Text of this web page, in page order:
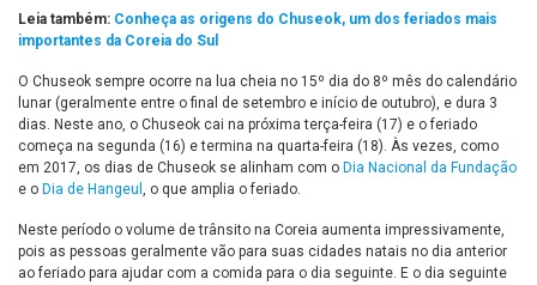
Leia também: Conheça as origens do Chuseok, um dos feriados mais
importantes da Coreia do Sul
O Chuseok sempre ocorre na lua cheia no 15º dia do 8º mês do calendário
lunar (geralmente entre o final de setembro e início de outubro), e dura 3
dias. Neste ano, o Chuseok cai na próxima terça-feira (17) e o feriado
começa na segunda (16) e termina na quarta-feira (18). Às vezes, como
em 2017, os dias de Chuseok se alinham com o Dia Nacional da Fundação
e o Dia de Hangeul , o que amplia o feriado.
Neste período o volume de trânsito na Coreia aumenta impressivamente,
pois as pessoas geralmente vão para suas cidades natais no dia anterior
ao feriado para ajudar com a comida para o dia seguinte. E o dia seguinte